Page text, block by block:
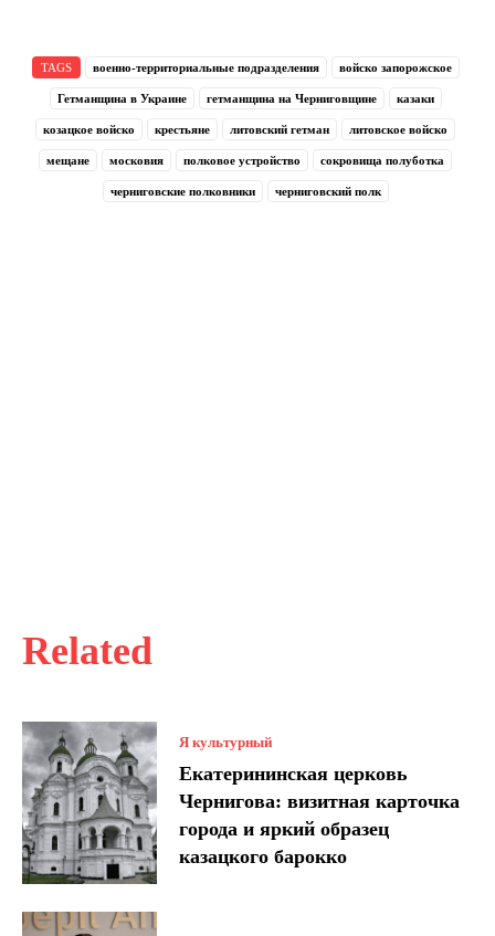
Related
Я культурный
Екатерининская церковь
Чернигова: визитная карточка
города и яркий образец
казацкого барокко
TAGS военно-территориальные подразделения войско запорожское
Гетманщина в Украине гетманщина на Черниговщине казаки
козацкое войско крестьяне литовский гетман литовское войско
мещане московия полковое устройство сокровища полуботка
черниговские полковники черниговский полк